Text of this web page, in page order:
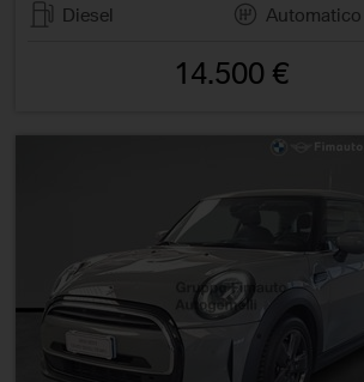
Diesel
Automatico
14.500 €